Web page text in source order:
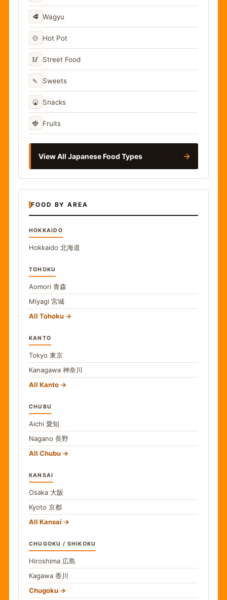
🥩 Wagyu
🍲 Hot Pot
🥢 Street Food
🍡 Sweets
🍘 Snacks
🍓 Fruits
View All Japanese Food Types →
FOOD BY AREA
HOKKAIDO
Hokkaido 北海道
TOHOKU
Aomori 青森
Miyagi 宮城
All Tohoku
KANTO
Tokyo 東京
Kanagawa 神奈川
All Kanto
CHUBU
Aichi 愛知
Nagano 長野
All Chubu
KANSAI
Osaka 大阪
Kyoto 京都
All Kansai
CHUGOKU / SHIKOKU
Hiroshima 広島
Kagawa 香川
Chugoku